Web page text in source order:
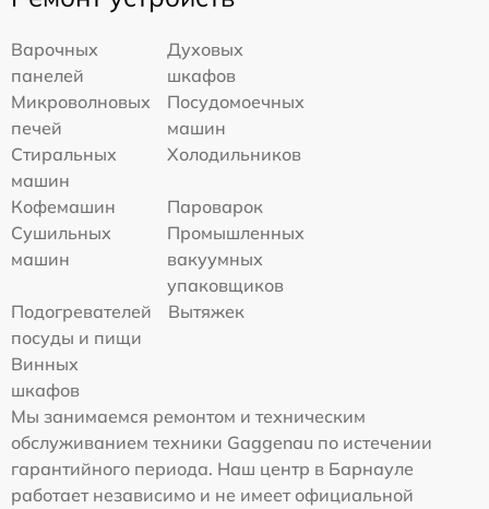
Варочных
панелей
Духовых
шкафов
Микроволновых
печей
Посудомоечных
машин
Стиральных
машин
Холодильников
Кофемашин
Пароварок
Сушильных
машин
Промышленных
вакуумных
упаковщиков
Подогревателей
посуды и пищи
Вытяжек
Винных
шкафов
Мы занимаемся ремонтом и техническим
обслуживанием техники Gaggenau по истечении
гарантийного периода. Наш центр в Барнауле
работает независимо и не имеет официальной